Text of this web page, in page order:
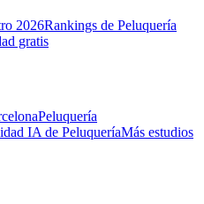
2026Rankings de Peluquería
gratis
Peluquería
IA de PeluqueríaMás estudios